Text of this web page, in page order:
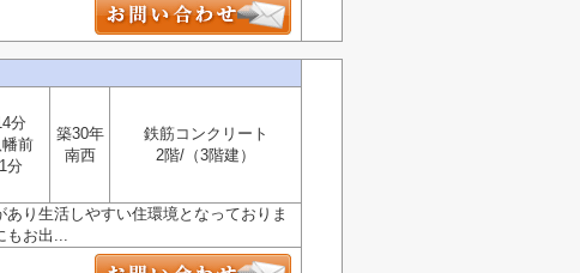
分
前
分
築30年
南西
鉄筋コンクリート
2階/（3階建）
り生活しやすい住環境となっておりま
もお出...